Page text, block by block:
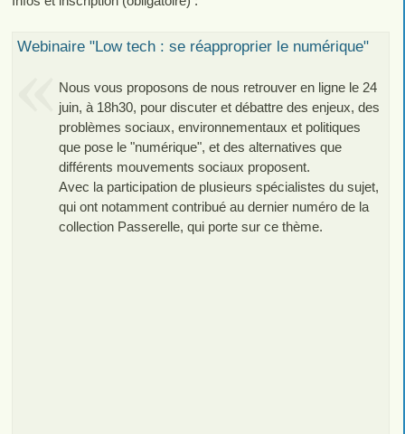
Webinaire "Low tech : se réapproprier le numérique"
Nous vous proposons de nous retrouver en ligne le 24
juin, à 18h30, pour discuter et débattre des enjeux, des
problèmes sociaux, environnementaux et politiques
que pose le "numérique", et des alternatives que
différents mouvements sociaux proposent.
Avec la participation de plusieurs spécialistes du sujet,
qui ont notamment contribué au dernier numéro de la
collection Passerelle, qui porte sur ce thème.